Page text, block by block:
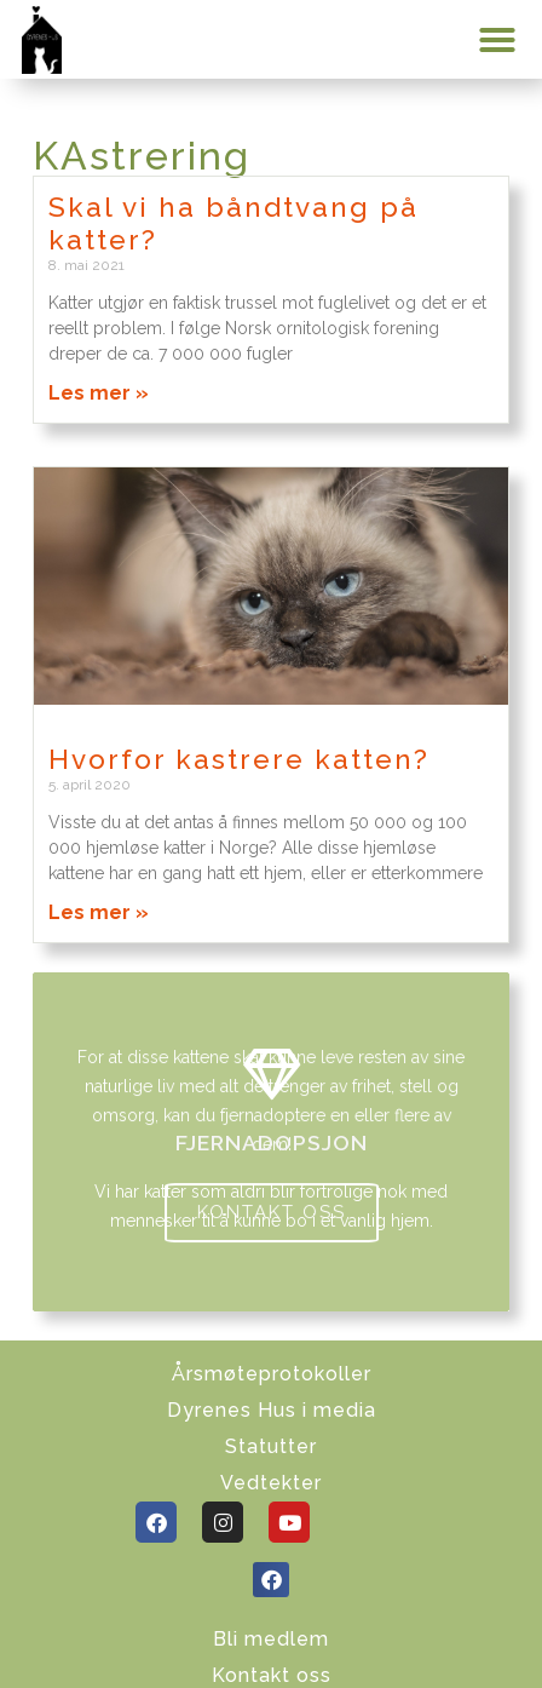
KAstrering
Skal vi ha båndtvang på
katter?
8. mai 2021
Katter utgjør en faktisk trussel mot fuglelivet og det er et
reellt problem. I følge Norsk ornitologisk forening
dreper de ca. 7 000 000 fugler
Les mer »
Hvorfor kastrere katten?
5. april 2020
Visste du at det antas å finnes mellom 50 000 og 100
000 hjemløse katter i Norge? Alle disse hjemløse
kattene har en gang hatt ett hjem, eller er etterkommere
Les mer »
FJERNADOPSJON
Vi har katter som aldri blir fortrolige nok med
mennesker til å kunne bo i et vanlig hjem.
For at disse kattene skal kunne leve resten av sine
naturlige liv med alt de trenger av frihet, stell og
omsorg, kan du fjernadoptere en eller flere av
dem!
KONTAKT OSS
Årsmøteprotokoller
Dyrenes Hus i media
Statutter
Vedtekter
Bli medlem
Kontakt oss